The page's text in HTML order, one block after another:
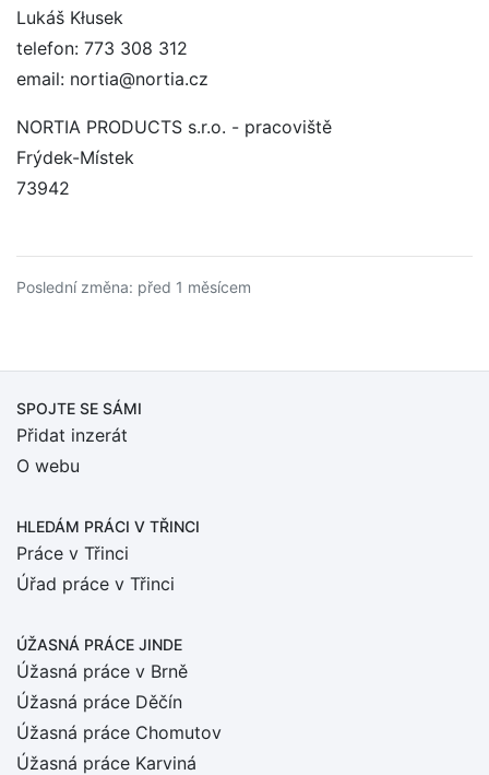
Lukáš Kłusek
telefon: 773 308 312
email: nortia@nortia.cz
NORTIA PRODUCTS s.r.o. - pracoviště
Frýdek-Místek
73942
Poslední změna: před 1 měsícem
SPOJTE SE SÁMI
Přidat inzerát
O webu
HLEDÁM PRÁCI V TŘINCI
Práce v Třinci
Úřad práce v Třinci
ÚŽASNÁ PRÁCE JINDE
Úžasná práce v Brně
Úžasná práce Děčín
Úžasná práce Chomutov
Úžasná práce Karviná